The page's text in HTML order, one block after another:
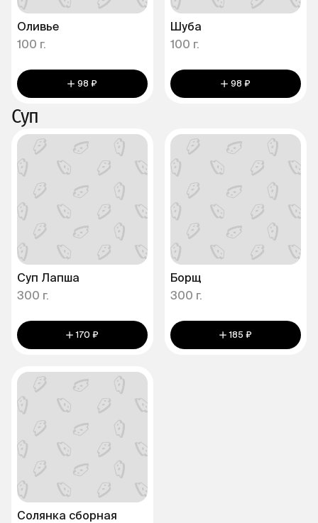
Оливье
100 г.
98 ₽
Шуба
100 г.
98 ₽
Суп
Суп Лапша
300 г.
170 ₽
Борщ
300 г.
185 ₽
Солянка сборная